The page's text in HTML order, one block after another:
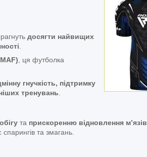
досягти найвищих
, ця футболка
гнучкість, підтримку
тренувань
та прискоренню відновлення м’язів
спарингів та змагань.